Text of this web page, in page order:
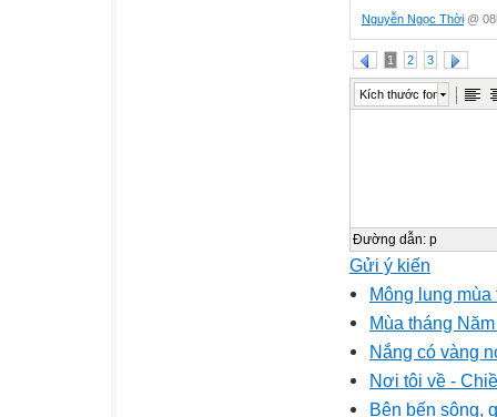
Nguyễn Ngọc Thời @
1 2 3
Kích thước font
Đường dẫn: p
Gửi ý kiến
Mông lung mùa
Mùa tháng
Nắng có vàng
Nơi tôi về -
Bên bến sông,